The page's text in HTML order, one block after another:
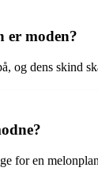
er moden?
og dens skind
for en